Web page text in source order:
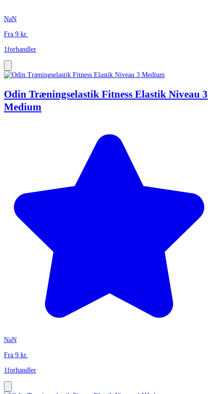
NaN
Fra 9 kr.
1forhandler
Odin Træningselastik Fitness Elastik Niveau 3
Medium
NaN
Fra 9 kr.
1forhandler